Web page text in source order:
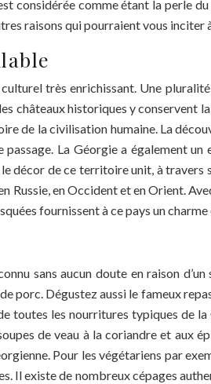
comme étant la perle
raisons qui pourraient vous inciter
très enrichissant. Une
châteaux historiques y conservent
de la civilisation humaine. La
La Géorgie a également
décor de ce territoire unit, à
Russie, en Occident et en Orient.
fournissent à ce pays un
sans aucun doute en raison
porc. Dégustez aussi le fameux
toutes les nourritures typiques de
de veau à la coriandre et aux
Pour les végétariens par
Il existe de nombreux cépages